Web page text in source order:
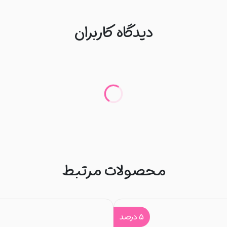
دیدگاه کاربران
محصولات مرتبط
۵درصد